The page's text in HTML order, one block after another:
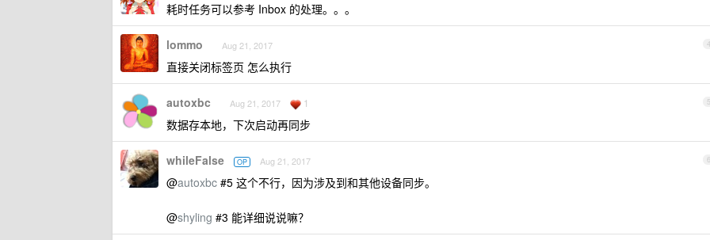
耗时任务可以参考 Inbox 的处理。。。
4
lommo Aug 21, 2017
直接关闭标签页 怎么执行
5
autoxbc Aug 21, 2017 1
数据存本地，下次启动再同步
6
whileFalse OP Aug 21, 2017
@autoxbc #5 这个不行，因为涉及到和其他设备同步。
@shyling #3 能详细说说嘛？